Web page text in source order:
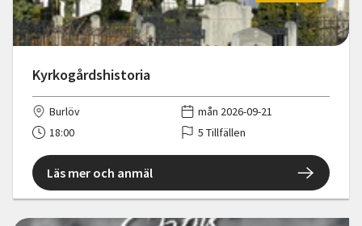
Kyrkogårdshistoria
Burlöv
mån 2026-09-21
18:00
5 Tillfällen
Läs mer och anmäl